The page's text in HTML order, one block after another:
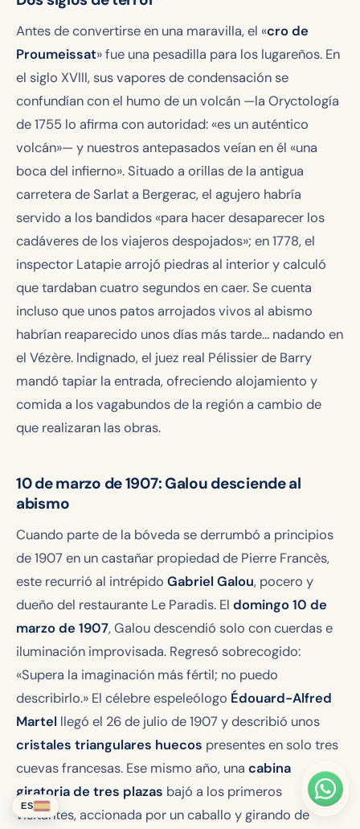
Antes de convertirse en una maravilla, el «cro de
Proumeissat» fue una pesadilla para los lugareños. En
el siglo XVIII, sus vapores de condensación se
confundían con el humo de un volcán —la Oryctología
de 1755 lo afirma con autoridad: «es un auténtico
volcán»— y nuestros antepasados veían en él «una
boca del infierno». Situado a orillas de la antigua
carretera de Sarlat a Bergerac, el agujero habría
servido a los bandidos «para hacer desaparecer los
cadáveres de los viajeros despojados»; en 1778, el
inspector Latapie arrojó piedras al interior y calculó
que tardaban cuatro segundos en caer. Se cuenta
incluso que unos patos arrojados vivos al abismo
habrían reaparecido unos días más tarde… nadando en
el Vézère. Indignado, el juez real Pélissier de Barry
mandó tapiar la entrada, ofreciendo alojamiento y
comida a los vagabundos de la región a cambio de
que realizaran las obras.
10 de marzo de 1907: Galou desciende al
abismo
Cuando parte de la bóveda se derrumbó a principios
de 1907 en un castañar propiedad de Pierre Francès,
este recurrió al intrépido Gabriel Galou, pocero y
dueño del restaurante Le Paradis. El domingo 10 de
marzo de 1907, Galou descendió solo con cuerdas e
iluminación improvisada. Regresó sobrecogido:
«Supera la imaginación más fértil; no puedo
describirlo.» El célebre espeleólogo Édouard-Alfred
Martel llegó el 26 de julio de 1907 y describió unos
cristales triangulares huecos presentes en solo tres
cuevas francesas. Ese mismo año, una cabina
giratoria de tres plazas bajó a los primeros
visitantes, accionada por un caballo y girando de
ES